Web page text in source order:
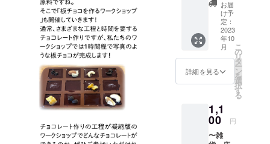
開封後
1ヶ月ほ
ど（到
着後は
なるべ
く早め
にお飲
みいた
だきま
おすす
めしま
す。）
購入後
はなる
べく早
めにお
飲みい
ただき
ますよ
うおす
すめし
＜受取
期限：
2023年
12月22
ケージ
等のデ
ザイン
が異な
る場合
があり
ますの
で、あ
らかじ
承くだ
さいま
せ。 ※
賞味期
等の食
品表示
はお届
け商品
のラベ
ルに表
ます。
商品開
は必ず
リター
ンに貼
付され
できま
せん。
※生豆の
200gに
なりま
す。焙
豆の水
分等が
り
15％〜
20％減
りま
せてい
ただき
ます。
10月以
降の受
取日を
くださ
い。
平日
11：
00〜
17：
ングル
オリジ
ン（単
一産
地）：
カリ
フォル
ニア
ポス農
園産 ︎◇
望日は
入れた
り、
ちょっ
と小腹
が空い
た時の
おやつ
にも
りたて
をお渡
しする
ので新
200g】
◇
健康や
美容に
嬉しい
効果の
ある
ナッツ
として
「ピス
タチ
オ」♪
おつま
お届
け予
定：
2023
年10
月
詳細を見る
こ
の
リ
タ
ー
ン
を
選
択
す
る
1,1
00 円
〜雑